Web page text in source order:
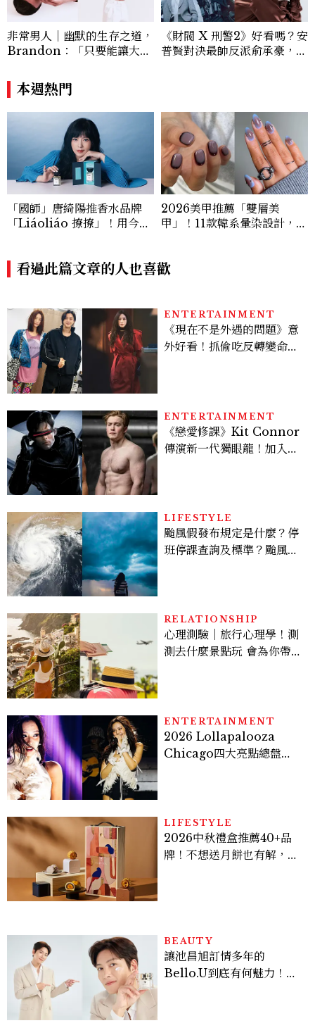
非常男人｜幽默的生存之道，
Brandon：「只要能讓大家
讓敵人成為朋友。」
《財閥 X 刑警2》好看嗎？安
普賢對決最帥反派俞承豪，鄭
本週熱門
「國師」唐綺陽推香水品牌
「Liáoliáo 撩撩」！用今天
2026美甲推薦「雙層美
甲」！11款韓系暈染設計，顯
看過此篇文章的人也喜歡
ENTERTAINMENT
《現在不是外遇的問題》意
外好看！抓偷吃反轉變命
看點懶人包
ENTERTAINMENT
《戀愛修課》Kit Connor
傳演新一代獨眼龍！加入新
LIFESTYLE
颱風假發布規定是什麼？停
班停課查詢及標準？颱風假
RELATIONSHIP
心理測驗｜旅行心理學！測
測去什麼景點玩 會為你帶來
ENTERTAINMENT
2026 Lollapalooza
Chicago四大亮點總盤
LIFESTYLE
2026中秋禮盒推薦40+品
牌！不想送月餅也有解，送
BEAUTY
讓池昌旭訂情多年的
Bello.U到底有何魅力！揭